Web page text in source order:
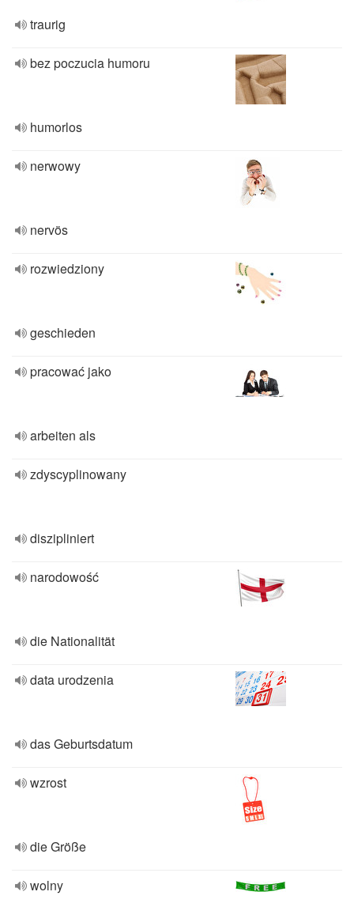
traurig
bez poczucia humoru
humorlos
nerwowy
nervös
rozwiedziony
geschieden
pracować jako
arbeiten als
zdyscyplinowany
diszipliniert
narodowość
die Nationalität
data urodzenia
das Geburtsdatum
wzrost
die Größe
wolny